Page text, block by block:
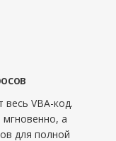
весь VBA-код.
а
для полной